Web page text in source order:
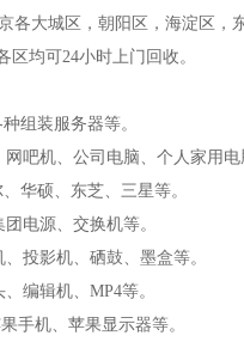
大城区，朝阳区，海淀区，
均可24小时上门回收。
组装服务器等。
机、公司电脑、个人家用电
华硕、东芝、三星等。
电源、交换机等。
投影机、硒鼓、墨盒等。
编辑机、MP4等。
手机、苹果显示器等。